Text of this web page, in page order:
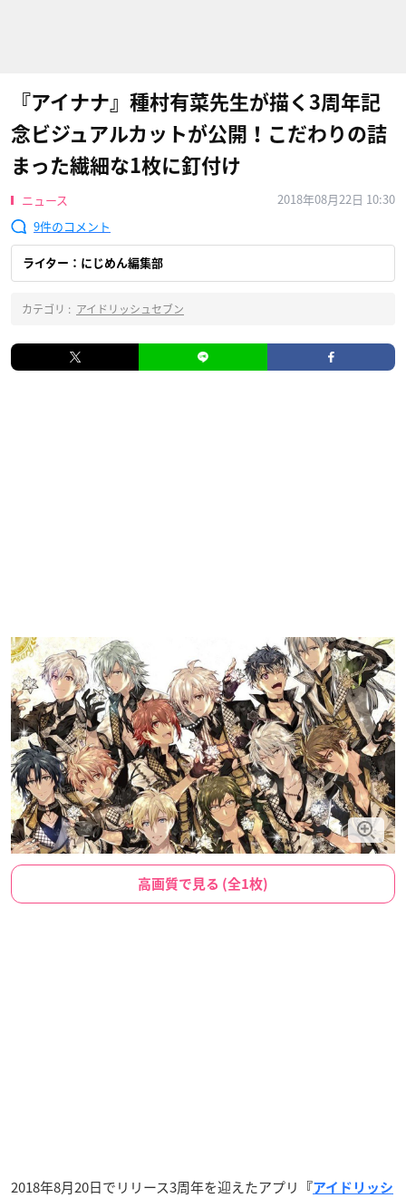
『アイナナ』種村有菜先生が描く3周年記
念ビジュアルカットが公開！こだわりの詰
まった繊細な1枚に釘付け
ニュース
2018年08月22日 10:30
9
ライター：にじめん編集部
カテゴリ : アイドリッシュセブン
高画質で見る (全1枚)
2018年8月20日でリリース3周年を迎えたアプリ 『アイドリッシ